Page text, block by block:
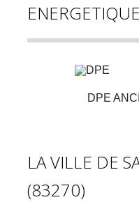
ENERGETIQUE
DPE
LA VILLE DE
(83270)